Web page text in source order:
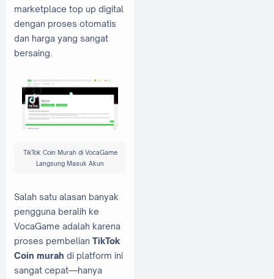
marketplace top up digital
dengan proses otomatis
dan harga yang sangat
bersaing.
TikTok Coin Murah di VocaGame
Langsung Masuk Akun
Salah satu alasan banyak
pengguna beralih ke
VocaGame adalah karena
proses pembelian TikTok
Coin murah di platform ini
sangat cepat—hanya